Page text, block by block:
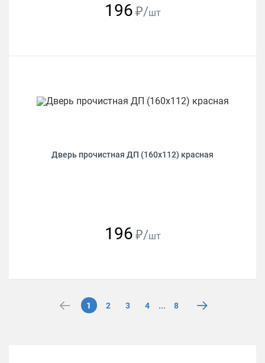
196 ₽/шт
Дверь прочистная ДП (160х112) красная
196 ₽/шт
1 2 3 4 ... 8